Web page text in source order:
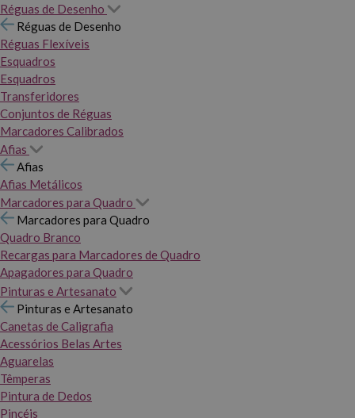
Réguas de Desenho
Réguas de Desenho
Réguas Flexíveis
Esquadros
Esquadros
Transferidores
Conjuntos de Réguas
Marcadores Calibrados
Afias
Afias
Afias Metálicos
Marcadores para Quadro
Marcadores para Quadro
Quadro Branco
Recargas para Marcadores de Quadro
Apagadores para Quadro
Pinturas e Artesanato
Pinturas e Artesanato
Canetas de Caligrafia
Acessórios Belas Artes
Aguarelas
Têmperas
Pintura de Dedos
Pincéis